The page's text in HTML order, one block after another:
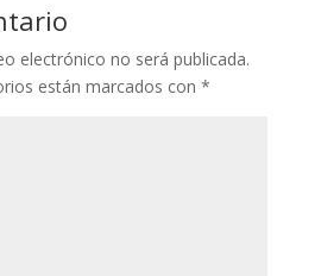
electrónico no será publicada.
están marcados con *